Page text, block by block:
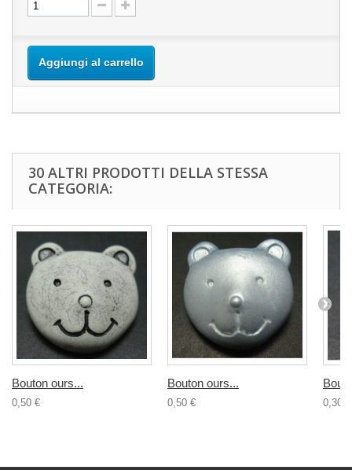
Aggiungi al carrello
30 ALTRI PRODOTTI DELLA STESSA
CATEGORIA:
Bouton ours...
0,50 €
Bouton ours...
0,50 € 0,30 €